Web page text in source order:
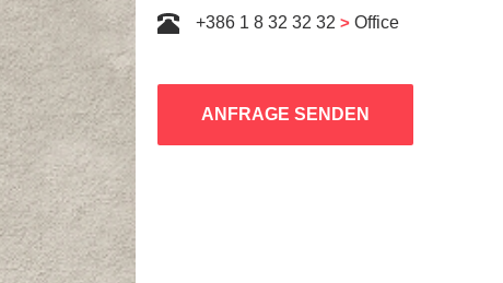
+386 1 8 32 32 32 > Office
ANFRAGE SENDEN